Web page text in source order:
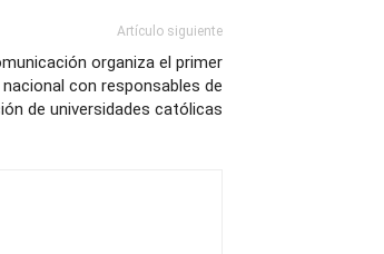
Artículo siguiente
organiza el primer
con responsables de
de universidades católicas